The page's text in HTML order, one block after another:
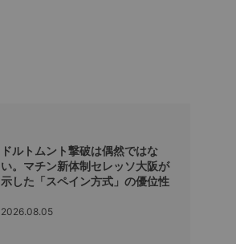
ドルトムント撃破は偶然ではな
い。マチン新体制セレッソ大阪が
示した「スペイン方式」の優位性
2026.08.05